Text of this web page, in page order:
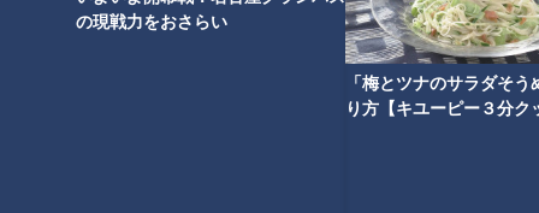
の現戦力をおさらい
「梅とツナのサラダそう
り方【キユーピー３分ク